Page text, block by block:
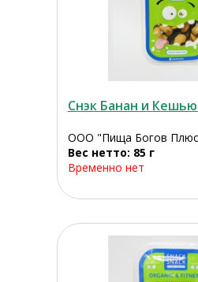
Снэк Банан и
ООО "Пища Богов
Вес нетто: 85 г
Временно нет